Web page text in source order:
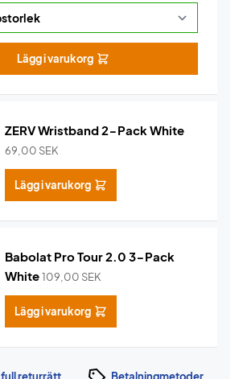
Lägg i varukorg
ZERV Wristband 2-Pack White
69,00 SEK
Lägg i varukorg
Babolat Pro Tour 2.0 3-Pack
White109,00 SEK
Lägg i varukorg
full returrätt Betalningmetoder